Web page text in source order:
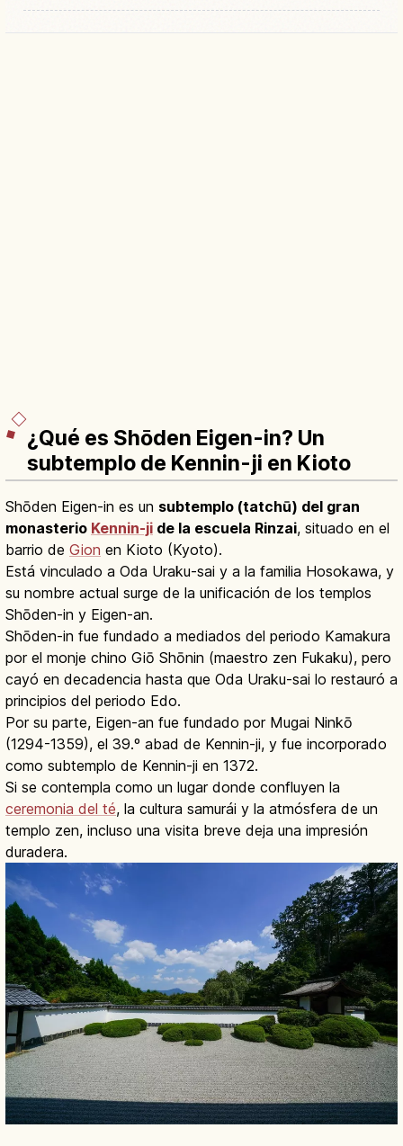
¿Qué es Shōden Eigen-in? Un
subtemplo de Kennin-ji en Kioto
Shōden Eigen-in es un subtemplo (tatchū) del gran
monasterio Kennin-ji de la escuela Rinzai, situado en el
barrio de Gion en Kioto (Kyoto).
Está vinculado a Oda Uraku-sai y a la familia Hosokawa, y
su nombre actual surge de la unificación de los templos
Shōden-in y Eigen-an.
Shōden-in fue fundado a mediados del periodo Kamakura
por el monje chino Giō Shōnin (maestro zen Fukaku), pero
cayó en decadencia hasta que Oda Uraku-sai lo restauró a
principios del periodo Edo.
Por su parte, Eigen-an fue fundado por Mugai Ninkō
(1294-1359), el 39.º abad de Kennin-ji, y fue incorporado
como subtemplo de Kennin-ji en 1372.
Si se contempla como un lugar donde confluyen la
ceremonia del té, la cultura samurái y la atmósfera de un
templo zen, incluso una visita breve deja una impresión
duradera.